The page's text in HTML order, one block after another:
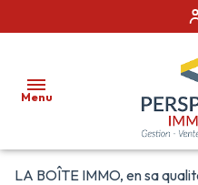
Menu
LA BOÎTE IMMO, en sa